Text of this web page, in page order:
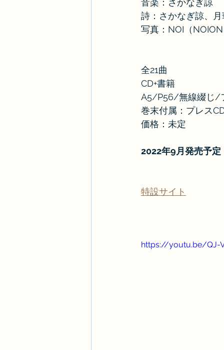
音楽：さかなぎ諒
詩：さかなぎ諒、月
写真：NOI（NOION
全21曲
CD+書籍
A5/P56/無線綴じ/
巻末付属：プレス
価格：未定
2022年9月発売予定
特設サイト
https://youtu.be/QJ-